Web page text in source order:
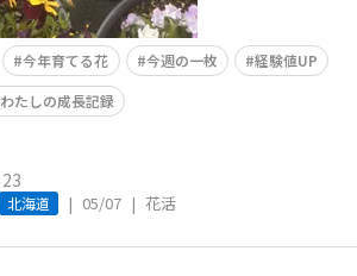
今年育てる花 今週の一枚
経験値UP
わたしの成長記録
23
北海道 | 05/07 | 花活